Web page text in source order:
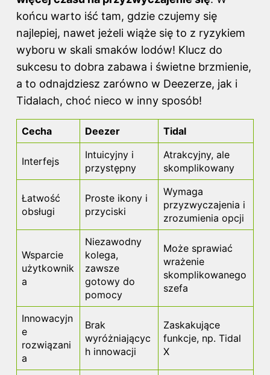
końcu warto iść tam, gdzie czujemy się
najlepiej, nawet jeżeli wiąże się to z ryzykiem
wyboru w skali smaków lodów! Klucz do
sukcesu to dobra zabawa i świetne brzmienie,
a to odnajdziesz zarówno w Deezerze, jak i
Tidalach, choć nieco w inny sposób!
Cecha Deezer Tidal
Interfejs
Intuicyjny i
przystępny
Atrakcyjny, ale
skomplikowany
Łatwość
obsługi
Proste ikony i
przyciski
Wymaga
przyzwyczajenia i
zrozumienia opcji
Wsparcie
użytkownik
a
Niezawodny
kolega,
zawsze
gotowy do
pomocy
Może sprawiać
wrażenie
skomplikowanego
szefa
Innowacyjn
e
rozwiązani
a
Brak
wyróżniającyc
h innowacji
Zaskakujące
funkcje, np. Tidal
X